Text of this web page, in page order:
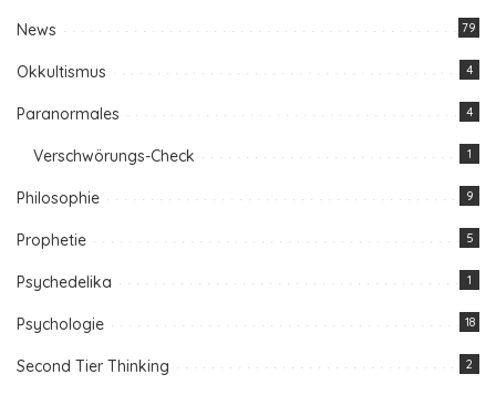
News 79
Okkultismus 4
Paranormales 4
Verschwörungs-Check 1
Philosophie 9
Prophetie 5
Psychedelika 1
Psychologie 18
Second Tier Thinking 2